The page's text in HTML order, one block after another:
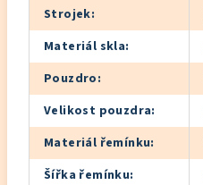
Strojek:
Materiál skla:
Pouzdro:
Velikost pouzdra:
Materiál řemínku:
Šířka řemínku: